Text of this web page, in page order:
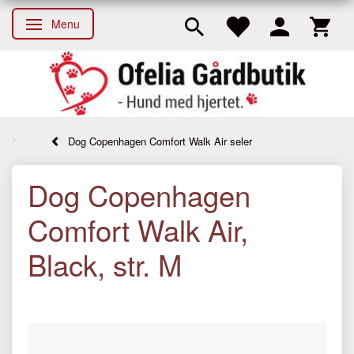
Skifte navigation
Menu
Dog Copenhagen Comfort Walk Air seler
Dog Copenhagen
Comfort Walk Air,
Black, str. M